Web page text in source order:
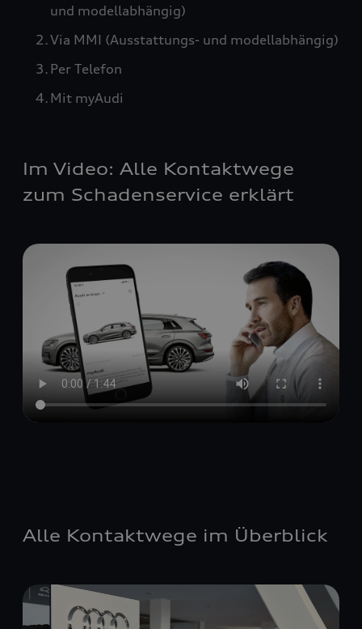
und modellabhängig)
Via MMI (Ausstattungs- und modellabhängig)
Per Telefon
Mit myAudi
Im Video: Alle Kontaktwege
zum Schadenservice erklärt
Alle Kontaktwege im Überblick